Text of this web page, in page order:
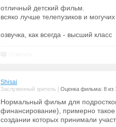
отличный детский фильм.
всяко лучше телепузиков и
озвучка, как всегда - высший класс
Shisai
Заслуженный зритель Оценка фильма: 8 из
Нормальный фильм для
финансирование), примерно
создании которых принимали